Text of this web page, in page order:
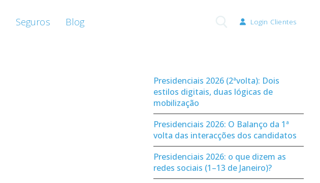
Seguros Blog Login Clientes
Presidenciais 2026 (2ªvolta): Dois
estilos digitais, duas lógicas de
mobilização
Presidenciais 2026: O Balanço da 1ª
volta das interacções dos candidatos
Presidenciais 2026: o que dizem as
redes sociais (1–13 de Janeiro)?